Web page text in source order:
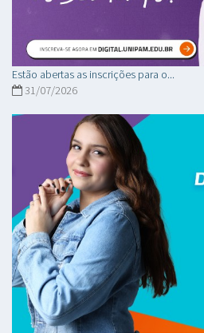
Estão abertas as inscrições para o...
31/07/2026